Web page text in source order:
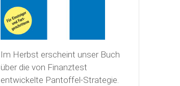
Im Herbst erscheint unser Buch
über die von Finanztest
entwickelte Pantoffel-Strategie.